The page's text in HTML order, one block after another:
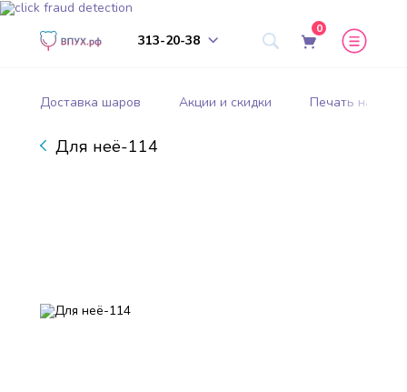
313-20-38
0
Доставка шаров Акции и скидки Печать на
Для неё-114